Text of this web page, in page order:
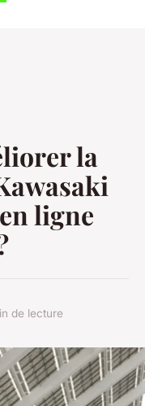
la
ligne
de lecture